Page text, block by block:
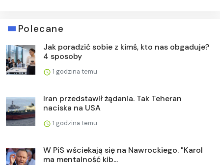
Polecane
Jak poradzić sobie z kimś, kto nas obgaduje?
4 sposoby
1 godzina temu
Iran przedstawił żądania. Tak Teheran
naciska na USA
1 godzina temu
W PiS wściekają się na Nawrockiego. "Karol
ma mentalność kib...